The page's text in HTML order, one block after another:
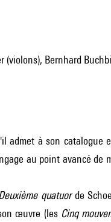
(violons), Bernhard
admet à son
au point avancé de
quatuorde
œuvre (les Cinq